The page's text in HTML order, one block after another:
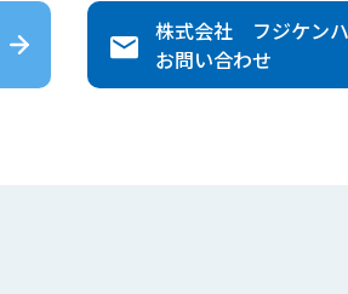
株式会社 フジケン
お問い合わせ